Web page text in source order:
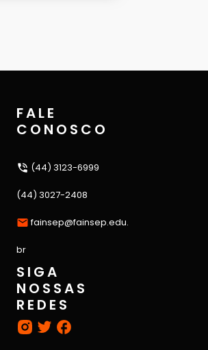
FALE
CONOSCO
(44) 3123-6999
(44) 3027-2408
fainsep@fainsep.edu.
br
SIGA
NOSSAS
REDES